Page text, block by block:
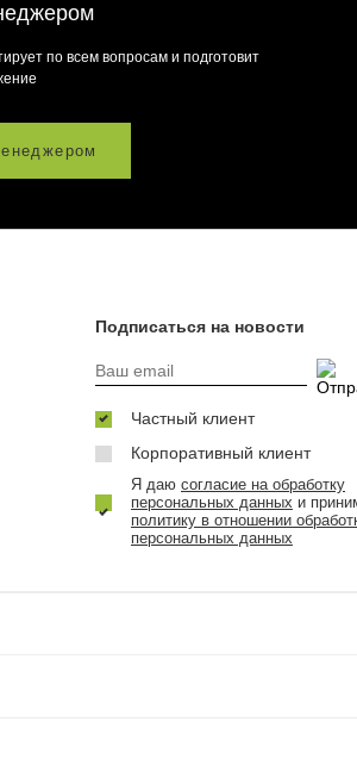
по всем вопросам и подготовит
Подписаться на новости
Частный клиент
Корпоративный клиент
Я даю согласие на обработку
персональных данных и
политику в отношении
персональных данных